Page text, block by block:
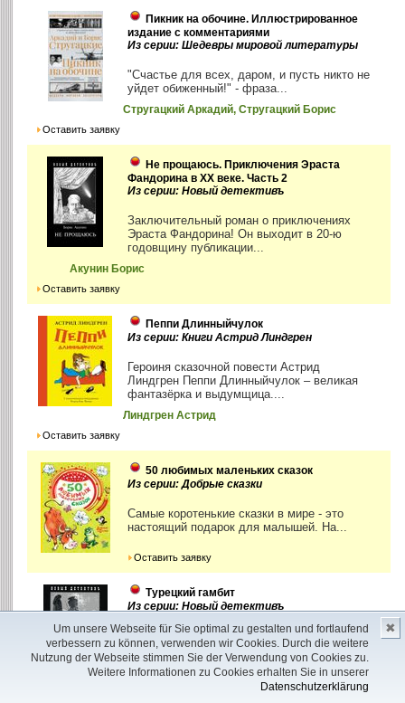
Um unsere Webseite für Sie optimal zu gestalten und fortlaufend
verbessern zu können, verwenden wir Cookies. Durch die weitere
Nutzung der Webseite stimmen Sie der Verwendung von Cookies zu.
Weitere Informationen zu Cookies erhalten Sie in unserer
Datenschutzerklärung
✖
Пикник на обочине. Иллюстрированное
издание с комментариями
Из серии: Шедевры мировой литературы
"Счастье для всех, даром, и пусть никто не
уйдет обиженный!" - фраза...
Стругацкий Аркадий, Стругацкий Борис
Оставить заявку
Не прощаюсь. Приключения Эраста
Фандорина в ХХ веке. Часть 2
Из серии: Новый детективъ
Заключительный роман о приключениях
Эраста Фандорина! Он выходит в 20-ю
годовщину публикации...
Акунин Борис
Оставить заявку
Пеппи Длинныйчулок
Из серии: Книги Астрид Линдгрен
Героиня сказочной повести Астрид
Линдгрен Пеппи Длинныйчулок – великая
фантазёрка и выдумщица....
Линдгрен Астрид
Оставить заявку
50 любимых маленьких сказок
Из серии: Добрые сказки
Самые коротенькие сказки в мире - это
настоящий подарок для малышей. На...
Оставить заявку
Турецкий гамбит
Из серии: Новый детективъ
1877 год. Российская империя участвует в
жесточайшей русско-турецкой войне. Юная
девушка...